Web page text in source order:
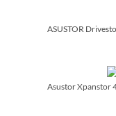
ASUSTOR
Asustor Xpanstor